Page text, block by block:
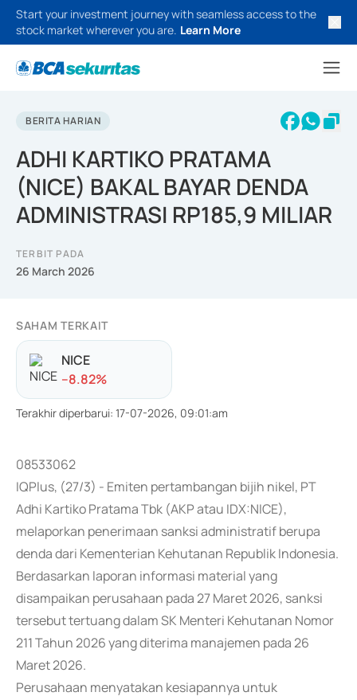
Start your investment journey with seamless access to the
stock market wherever you are. Learn More
BERITA HARIAN
ADHI KARTIKO PRATAMA
(NICE) BAKAL BAYAR DENDA
ADMINISTRASI RP185,9 MILIAR
TERBIT PADA
26 March 2026
SAHAM TERKAIT
NICE
--8.82%
Terakhir diperbarui: 17-07-2026, 09:01:am
08533062
IQPlus, (27/3) - Emiten pertambangan bijih nikel, PT
Adhi Kartiko Pratama Tbk (AKP atau IDX:NICE),
melaporkan penerimaan sanksi administratif berupa
denda dari Kementerian Kehutanan Republik Indonesia.
Berdasarkan laporan informasi material yang
disampaikan perusahaan pada 27 Maret 2026, sanksi
tersebut tertuang dalam SK Menteri Kehutanan Nomor
211 Tahun 2026 yang diterima manajemen pada 26
Maret 2026.
Perusahaan menyatakan kesiapannya untuk